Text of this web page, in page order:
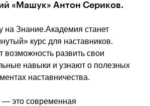
«Машук» Антон Сериков.
Знание.Академия станет
курс для наставников.
возможность развить свои
навыки и узнают о полезных
наставничества.
— это современная